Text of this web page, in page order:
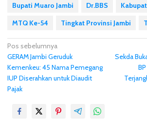
Bupati Muaro Jambi Dr.BBS
MTQ Ke-54
Tingkat Provinsi Jambi
N
a
v
i
Pos sebelumnya
GERAM Jambi Geruduk
Kemenkeu: 45 Nama Pemegang
IUP Diserahkan untuk Diaudit
Pajak
Sekda